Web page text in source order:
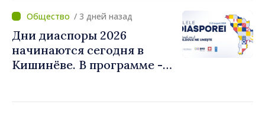
направлении выезда из
Республики Молдова
/ 3 дней назад
Дни диаспоры 2026
начинаются сегодня в
Кишинёве. В программе -